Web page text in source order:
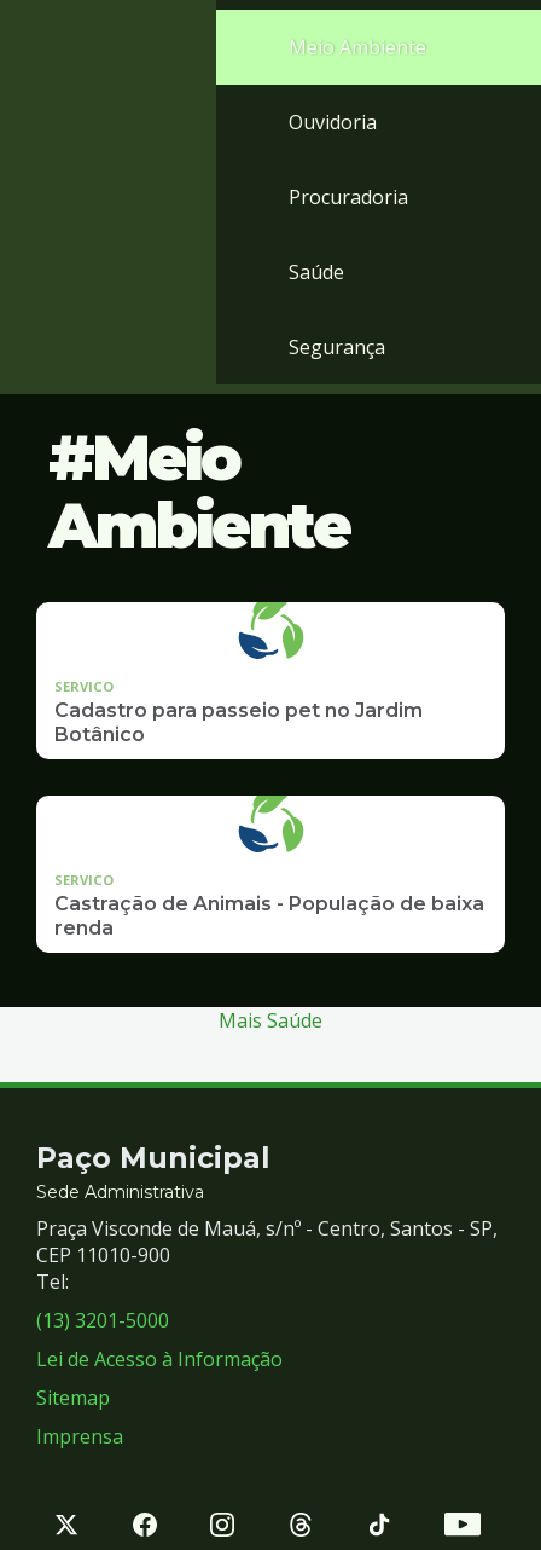
Meio Ambiente
Ouvidoria
Procuradoria
Saúde
Segurança
Meio
Ambiente
SERVICO
Cadastro para passeio pet no Jardim
Botânico
SERVICO
Castração de Animais - População de baixa
renda
Mais Saúde
Contato
e
Redes
Sociais
Paço Municipal
Sede Administrativa
Praça Visconde de Mauá, s/nº - Centro, Santos - SP,
CEP 11010-900
Tel:
(13) 3201-5000
Lei de Acesso à Informação
Sitemap
Imprensa